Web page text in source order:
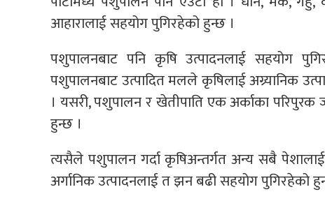
आहारालाई सहयोग पुगिरहेको हुन्छ ।
पशुपालनबाट पनि कृषि उत्पादनलाई सहयोग
पशुपालनबाट उत्पादित मलले कृषिलाई अग्र्यानिक
। यसरी, पशुपालन र खेतीपाति एक अर्काका
हुन्छ ।
त्यसैले पशुपालन गर्दा कृषिअन्तर्गत अन्य सबै
अर्गानिक उत्पादनलाई त झन बढी सहयोग पुगिरहेको